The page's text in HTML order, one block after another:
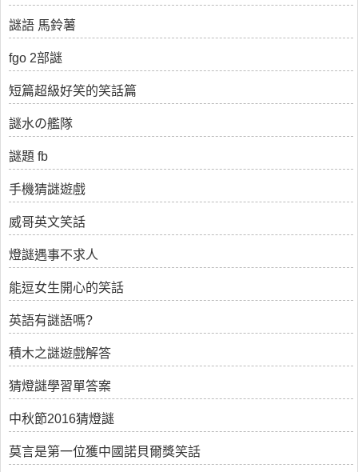
謎語 馬鈴薯
fgo 2部謎
短篇超級好笑的笑話篇
謎水の艦隊
謎題 fb
手機猜謎遊戲
威哥英文笑話
燈謎遇事不求人
能逗女生開心的笑話
英語有謎語嗎?
積木之謎遊戲解答
猜燈謎學習單答案
中秋節2016猜燈謎
莫言是第一位獲中國諾貝爾獎笑話